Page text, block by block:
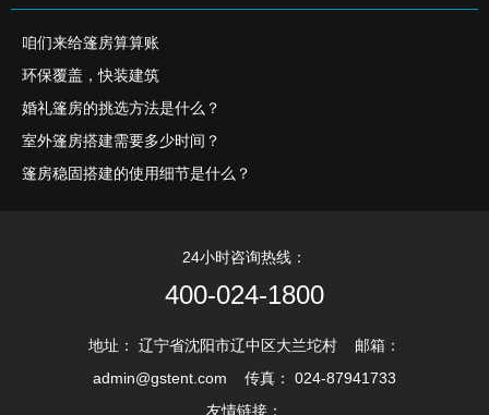
咱们来给篷房算算账
环保覆盖，快装建筑
婚礼篷房的挑选方法是什么？
室外篷房搭建需要多少时间？
篷房稳固搭建的使用细节是什么？
24小时咨询热线：
400-024-1800
地址： 辽宁省沈阳市辽中区大兰坨村 邮箱：
admin@gstent.com 传真： 024-87941733
友情链接：